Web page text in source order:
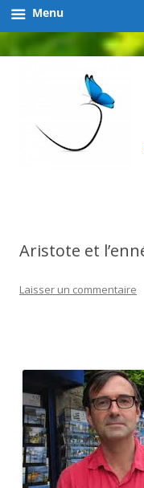
Aristote et
Laisser un commentaire
Menu